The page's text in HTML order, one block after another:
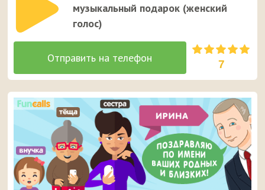
музыкальный подарок (женский
голос)
7